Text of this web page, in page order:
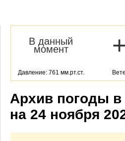
В данный
момент
Давление: 761 мм.рт.ст.
Архив погоды в
на 24 ноября